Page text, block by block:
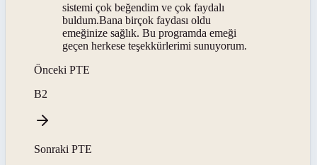
sistemi çok beğendim ve çok faydalı
buldum.Bana birçok faydası oldu
emeğinize sağlık. Bu programda emeği
geçen herkese teşekkürlerimi sunuyorum.
Önceki PTE
B2
Sonraki PTE